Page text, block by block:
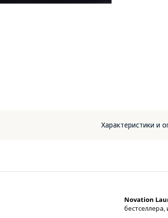
Характеристики и
Novation